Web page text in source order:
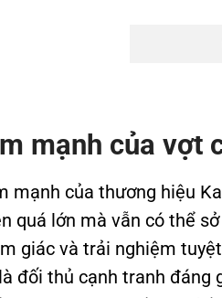
mạnh của vợt
mạnh của thương hiệu
quá lớn mà vẫn có thể
giác và trải nghiệm
đối thủ cạnh tranh đáng